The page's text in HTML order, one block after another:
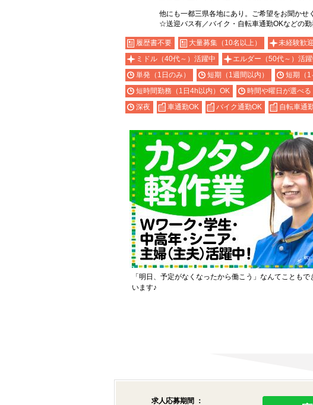
他にも一都三県各地にあり。ご希望をお聞かせ
☆送迎バス有／バイク・自転車通勤OKなどの勤
履歴書不要 大量募集（10名以上） 未経験歓迎
ミドル（40代～）活躍中
エルダー（50代～）活
単発（1日のみ）
短期（1週間以内） 短期（1
短時間勤務（1日4h以内）OK
時間や曜日が選べ
深夜
車通勤OK バイク通勤OK 自転車通
「明日、予定がなくなったから働こう」なんてこともで
います♪
求人応募期間 ：